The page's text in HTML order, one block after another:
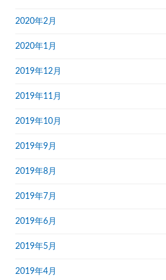
2020年2月
2020年1月
2019年12月
2019年11月
2019年10月
2019年9月
2019年8月
2019年7月
2019年6月
2019年5月
2019年4月